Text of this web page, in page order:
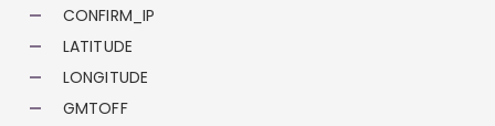
CONFIRM_IP
LATITUDE
LONGITUDE
GMTOFF